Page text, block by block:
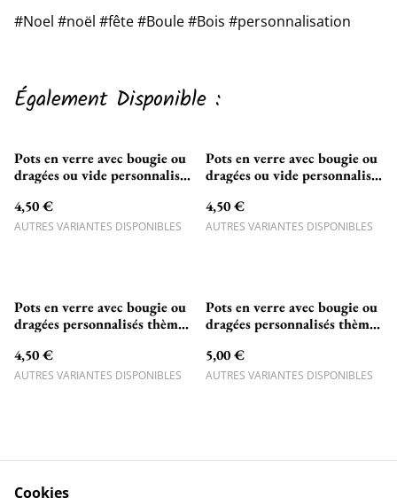
#Noel #noël #fête #Boule #Bois #personnalisation
Également Disponible :
Pots en verre avec bougie ou
dragées ou vide personnalisés
une croix doré
4,50 €
AUTRES VARIANTES DISPONIBLES
Pots en verre avec bougie ou
dragées ou vide personnalisés
4,50 €
AUTRES VARIANTES DISPONIBLES
Pots en verre avec bougie ou
dragées personnalisés thème
4,50 €
AUTRES VARIANTES DISPONIBLES
Pots en verre avec bougie ou
dragées personnalisés thème
pour Baptême
5,00 €
AUTRES VARIANTES DISPONIBLES
Cookies